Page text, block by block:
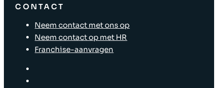
CONTACT
Neem contact met ons op
Neem contact op met HR
Franchise-aanvragen